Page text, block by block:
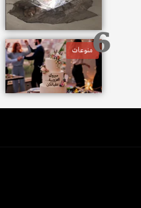
منوعات6